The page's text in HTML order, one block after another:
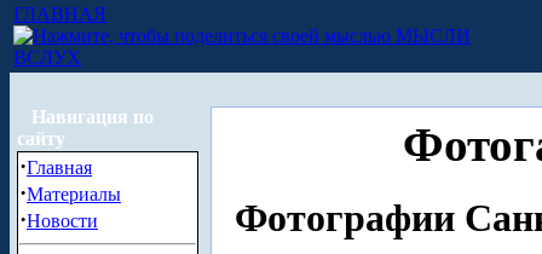
ГЛАВНАЯ
МЫСЛИ
ВСЛУХ
Навигация по
сайту
·Главная
·Материалы
·Новости Фотографии